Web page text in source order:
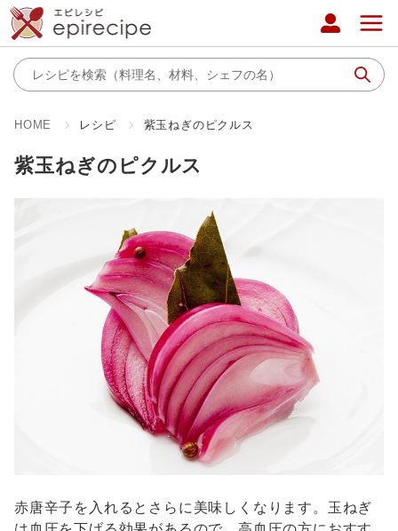
HOME レシピ 紫玉ねぎのピクルス
紫玉ねぎのピクルス
赤唐辛子を入れるとさらに美味しくなります。玉ねぎ